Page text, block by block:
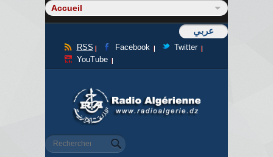
عربي
RSS Facebook
Twitter
YouTube
Formulaire de recherche
Rechercher